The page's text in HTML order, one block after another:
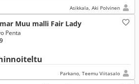
Asikkala, Aki Polvinen
Muu malli Fair Lady
Penta
Parkano, Teemu Viitasalo